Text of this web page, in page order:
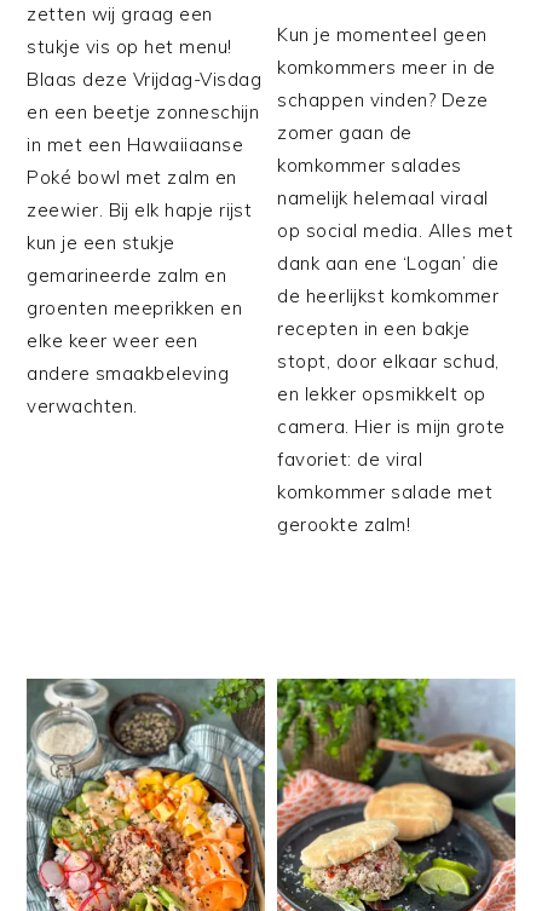
zetten wij graag een
stukje vis op het menu!
Blaas deze Vrijdag-Visdag
en een beetje zonneschijn
in met een Hawaiiaanse
Poké bowl met zalm en
zeewier. Bij elk hapje rijst
kun je een stukje
gemarineerde zalm en
groenten meeprikken en
elke keer weer een
andere smaakbeleving
verwachten.
Kun je momenteel geen
komkommers meer in de
schappen vinden? Deze
zomer gaan de
komkommer salades
namelijk helemaal viraal
op social media. Alles met
dank aan ene ‘Logan’ die
de heerlijkst komkommer
recepten in een bakje
stopt, door elkaar schud,
en lekker opsmikkelt op
camera. Hier is mijn grote
favoriet: de viral
komkommer salade met
gerookte zalm!